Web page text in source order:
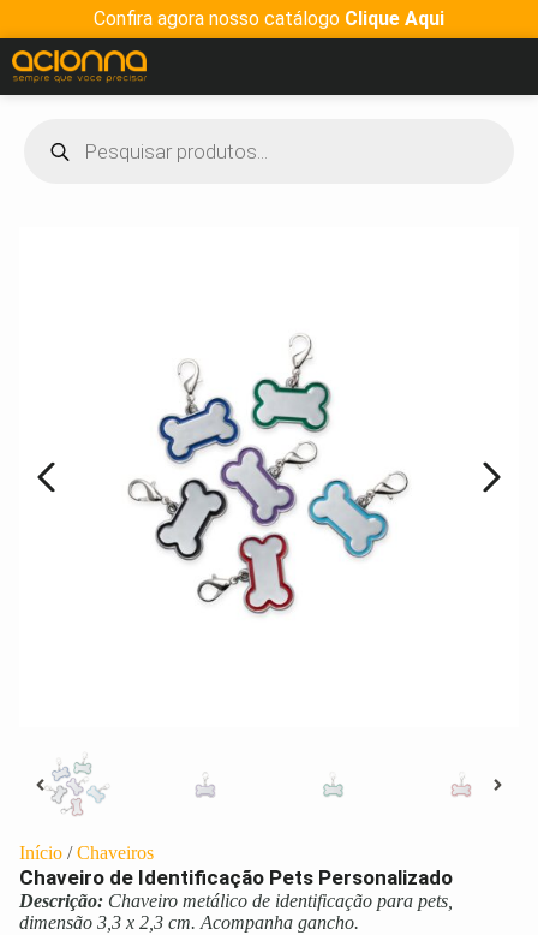
Confira agora nosso catálogo Clique Aqui
Início /Chaveiros
Chaveiro de Identificação Pets Personalizado
Descrição: Chaveiro metálico de identificação para pets,
dimensão 3,3 x 2,3 cm. Acompanha gancho.